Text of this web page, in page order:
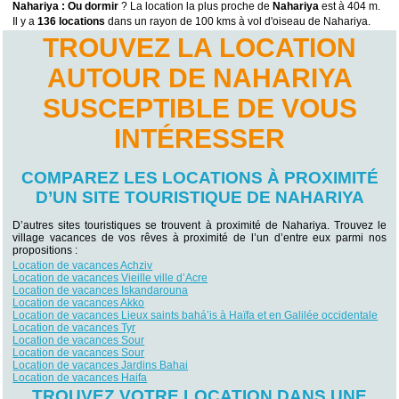
Nahariya : Ou dormir ? La location la plus proche de Nahariya est à 404 m.
Il y a136 locations dans un rayon de 100 kms à vol d'oiseau de Nahariya.
TROUVEZ LA LOCATION
AUTOUR DE NAHARIYA
SUSCEPTIBLE DE VOUS
INTÉRESSER
COMPAREZ LES LOCATIONS À PROXIMITÉ
D’UN SITE TOURISTIQUE DE NAHARIYA
D’autres sites touristiques se trouvent à proximité de Nahariya. Trouvez le
village vacances de vos rêves à proximité de l’un d’entre eux parmi nos
propositions :
Location de vacances Achziv
Location de vacances Vieille ville d’Acre
Location de vacances Iskandarouna
Location de vacances Akko
Location de vacances Lieux saints bahá’is à Haïfa et en Galilée occidentale
Location de vacances Tyr
Location de vacances Sour
Location de vacances Sour
Location de vacances Jardins Bahai
Location de vacances Haifa